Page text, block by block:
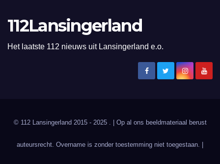
112Lansingerland
Het laatste 112 nieuws uit Lansingerland e.o.
© 112 Lansingerland 2015 - 2025 . | Op al ons beeldmateriaal berust
auteursrecht. Overname is zonder toestemming niet toegestaan. |